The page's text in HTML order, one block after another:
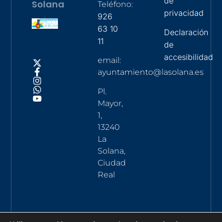
Solana Teléfono:
926
63 10
11
email:
ayuntamiento@lasolana.es
Pl.
Mayor,
1,
13240
La
Solana,
Ciudad
Real
privacidad
Declaración
de
accesibilidad